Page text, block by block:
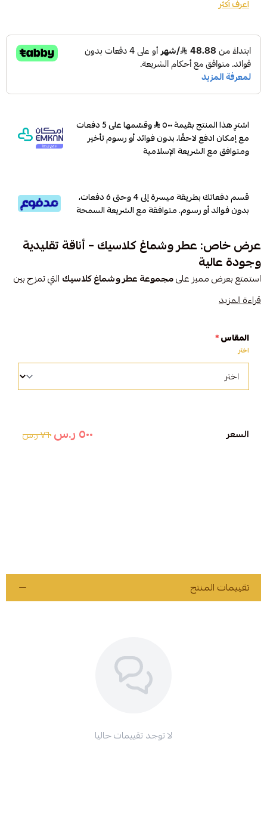
اعرف أكثر
اشترِ هذا المنتج بقيمة ٥٠٠
وقسّمها على 5 دفعات
مع إمكان ادفع لاحقًا، بدون فوائد أو رسوم تأخير
ومتوافق مع الشريعة الإسلامية
قسم دفعاتك بطريقة ميسرة إلى 4 وحتى 6 دفعات،
بدون فوائد أو رسوم. متوافقة مع الشريعة السمحة
عرض خاص: عطر وشماغ كلاسيك – أناقة تقليدية
وجودة عالية
استمتع بعرض مميز علىمجموعة عطر وشماغ كلاسيك التي تمزج بين
رائحة فاخرة وتصميم شماغ كلاسيكي يعكس الأصالة والذوق الرفيع. مثالي
لإطلالة مميزة في كل مناسبة.
المميزات:
عطر برائحة جذابة تدوم طويلاً
شماغ كلاسيكي بتصميم أنيق ونقشة تقليدية
خامات عالية الجودة وخياطة متقنة
قراءة المزيد
المقاس*
اختر
السعر ٥٠٠ ر.س ٧٦٠ ر.س
تقييمات المنتج
لا توجد تقييمات حاليا